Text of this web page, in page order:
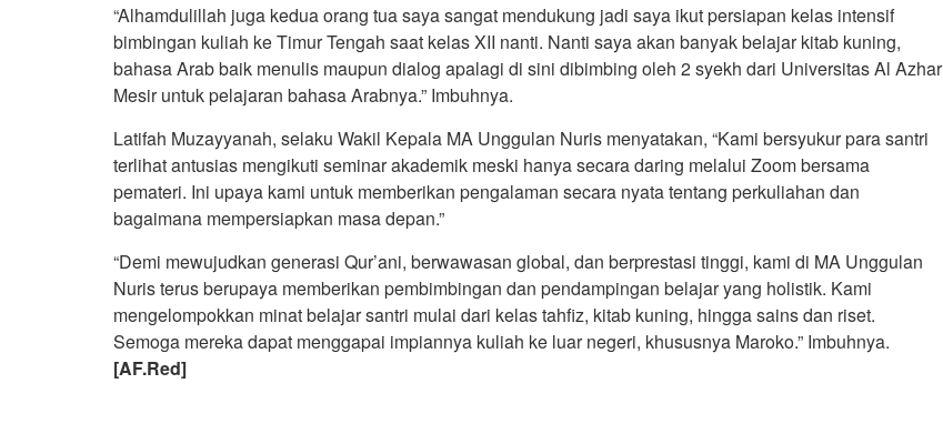
“Alhamdulillah juga kedua orang tua saya sangat mendukung jadi saya ikut persiapan kelas intensif
bimbingan kuliah ke Timur Tengah saat kelas XII nanti. Nanti saya akan banyak belajar kitab kuning,
bahasa Arab baik menulis maupun dialog apalagi di sini dibimbing oleh 2 syekh dari Universitas Al Azhar
Mesir untuk pelajaran bahasa Arabnya.” Imbuhnya.
Latifah Muzayyanah, selaku Wakil Kepala MA Unggulan Nuris menyatakan, “Kami bersyukur para santri
terlihat antusias mengikuti seminar akademik meski hanya secara daring melalui Zoom bersama
pemateri. Ini upaya kami untuk memberikan pengalaman secara nyata tentang perkuliahan dan
bagaimana mempersiapkan masa depan.”
“Demi mewujudkan generasi Qur’ani, berwawasan global, dan berprestasi tinggi, kami di MA Unggulan
Nuris terus berupaya memberikan pembimbingan dan pendampingan belajar yang holistik. Kami
mengelompokkan minat belajar santri mulai dari kelas tahfiz, kitab kuning, hingga sains dan riset.
Semoga mereka dapat menggapai impiannya kuliah ke luar negeri, khususnya Maroko.” Imbuhnya.
[AF.Red]